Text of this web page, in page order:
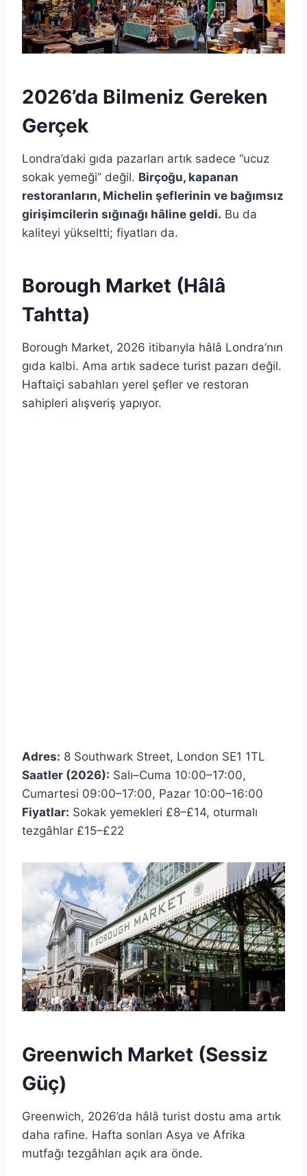
2026’da Bilmeniz Gereken
Gerçek
Londra’daki gıda pazarları artık sadece “ucuz
sokak yemeği” değil. Birçoğu, kapanan
restoranların, Michelin şeflerinin ve bağımsız
girişimcilerin sığınağı hâline geldi. Bu da
kaliteyi yükseltti; fiyatları da.
Borough Market (Hâlâ
Tahtta)
Borough Market, 2026 itibarıyla hâlâ Londra’nın
gıda kalbi. Ama artık sadece turist pazarı değil.
Haftaiçi sabahları yerel şefler ve restoran
sahipleri alışveriş yapıyor.
Adres: 8 Southwark Street, London SE1 1TL
Saatler (2026): Salı–Cuma 10:00–17:00,
Cumartesi 09:00–17:00, Pazar 10:00–16:00
Fiyatlar: Sokak yemekleri £8–£14, oturmalı
tezgâhlar £15–£22
Greenwich Market (Sessiz
Güç)
Greenwich, 2026’da hâlâ turist dostu ama artık
daha rafine. Hafta sonları Asya ve Afrika
mutfağı tezgâhları açık ara önde.